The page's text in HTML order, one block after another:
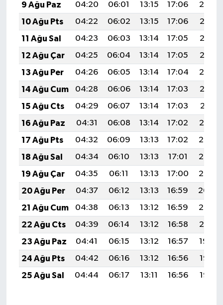
9 Ağu Paz
04:20 06:01 13:15 17:06
20:19
10 Ağu Pts
04:22 06:02 13:15 17:06
20:18
11 Ağu Sal
04:23 06:03 13:14 17:05
20:16
12 Ağu Çar
04:25 06:04 13:14 17:05
20:15
13 Ağu Per
04:26 06:05 13:14 17:04
20:14
14 Ağu Cum
04:28 06:06 13:14 17:03
20:12
15 Ağu Cts
04:29 06:07 13:14 17:03
20:11
16 Ağu Paz
04:31 06:08 13:14 17:02
20:10
17 Ağu Pts
04:32 06:09 13:13 17:02
20:08
18 Ağu Sal
04:34 06:10 13:13 17:01
20:07
19 Ağu Çar
04:35 06:11 13:13 17:00
20:05
20 Ağu Per
04:37 06:12 13:13 16:59
20:04
21 Ağu Cum
04:38 06:13 13:12 16:59
20:02
22 Ağu Cts
04:39 06:14 13:12 16:58
20:01
23 Ağu Paz
04:41 06:15 13:12 16:57
19:59
24 Ağu Pts
04:42 06:16 13:12 16:56
19:58
25 Ağu Sal
04:44 06:17 13:11 16:56 19:56